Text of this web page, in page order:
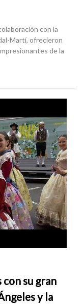
con la
Martí, ofrecieron
de la
con su gran
y la